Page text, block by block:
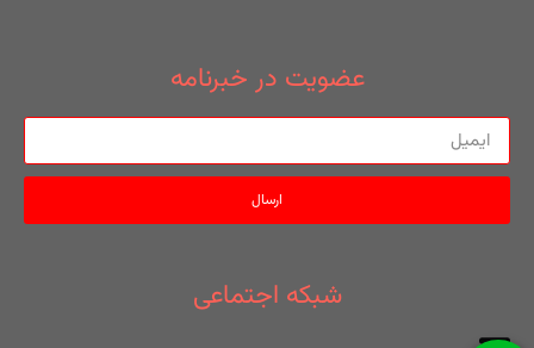
عضویت در خبرنامه
ارسال
شبکه اجتماعی